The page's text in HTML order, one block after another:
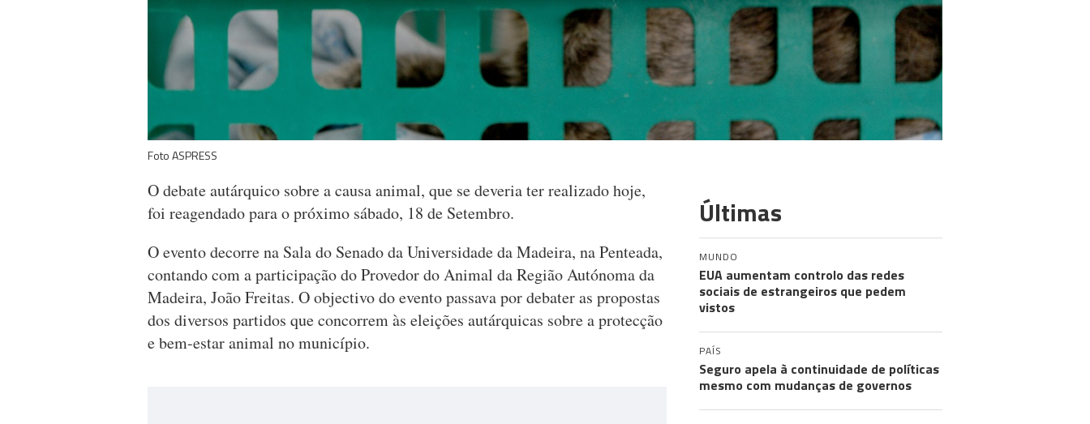
Foto ASPRESS
O debate autárquico sobre a causa animal, que se deveria ter realizado hoje,
foi reagendado para o próximo sábado, 18 de Setembro.
O evento decorre na Sala do Senado da Universidade da Madeira, na Penteada,
contando com a participação do Provedor do Animal da Região Autónoma da
Madeira, João Freitas. O objectivo do evento passava por debater as propostas
dos diversos partidos que concorrem às eleições autárquicas sobre a protecção
e bem-estar animal no município.
Últimas
MUNDO
EUA aumentam controlo das redes
sociais de estrangeiros que pedem
vistos
PAÍS
Seguro apela à continuidade de políticas
mesmo com mudanças de governos